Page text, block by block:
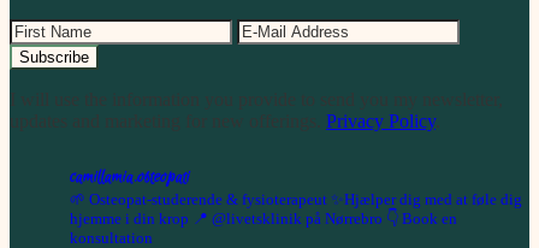
I will use the information you provide to send you my newsletter,
updates and marketing for new offerings. Privacy Policy.
camillamia.osteopati
🌱 Osteopat-studerende & fysioterapeut ✨Hjælper dig med at føle dig
hjemme i din krop 📍 @livetsklinik på Nørrebro 👇 Book en
konsultation